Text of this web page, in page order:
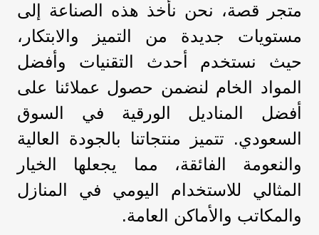
متجر قصة، نحن نأخذ هذه الصناعة إلى
مستويات جديدة من التميز والابتكار،
حيث نستخدم أحدث التقنيات وأفضل
المواد الخام لنضمن حصول عملائنا على
أفضل المناديل الورقية في السوق
السعودي. تتميز منتجاتنا بالجودة العالية
والنعومة الفائقة، مما يجعلها الخيار
المثالي للاستخدام اليومي في المنازل
والمكاتب والأماكن العامة.